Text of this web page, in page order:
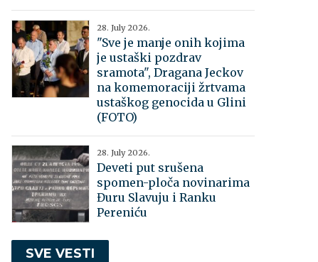
28. July 2026.
"Sve je manje onih kojima
je ustaški pozdrav
sramota", Dragana Jeckov
na komemoraciji žrtvama
ustaškog genocida u Glini
(FOTO)
28. July 2026.
Deveti put srušena
spomen-ploča novinarima
Đuru Slavuju i Ranku
Pereniću
SVE VESTI